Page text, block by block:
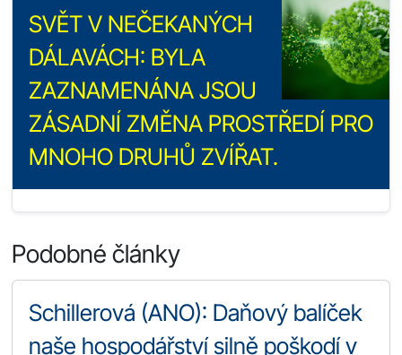
SVĚT V NEČEKANÝCH
DÁLAVÁCH: BYLA
ZAZNAMENÁNA JSOU
ZÁSADNÍ ZMĚNA PROSTŘEDÍ PRO
MNOHO DRUHŮ ZVÍŘAT.
Podobné články
Schillerová (ANO): Daňový balíček
naše hospodářství silně poškodí v